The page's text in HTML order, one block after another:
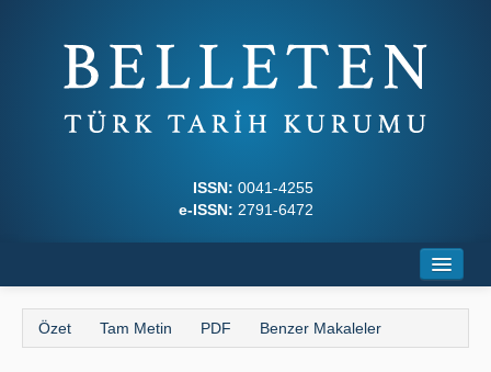
ISSN: 0041-4255
e-ISSN: 2791-6472
Hakkında
Özet Tam Metin PDF Benzer Makaleler